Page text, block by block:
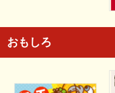
おもしろ